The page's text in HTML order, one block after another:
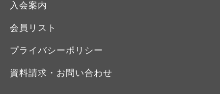
入会案内
会員リスト
プライバシーポリシー
資料請求・お問い合わせ